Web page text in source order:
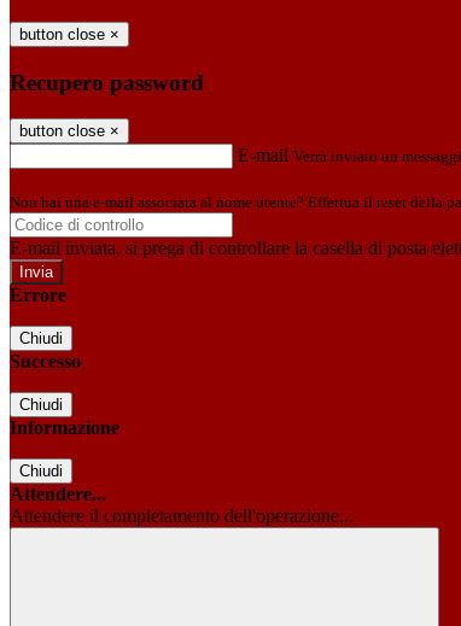
button close ×
Recupero password
button close ×
E-mail Verrà inviato un
Non hai una e-mail associata al nome utente? Effettua il reset della
E-mail inviata, si prega di controllare la casella di posta
Errore
Chiudi
Successo
Chiudi
Informazione
Chiudi
Attendere...
Attendere il completamento dell'operazione...